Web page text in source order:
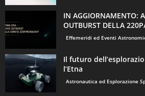
IN AGGIORNAMENTO:
OUTBURST DELLA
Effemeridi ed Eventi
Il futuro
l’Etna
Astronautica ed Esplorazione